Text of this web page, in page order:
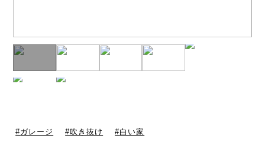
ガレージ 吹き抜け 白い家